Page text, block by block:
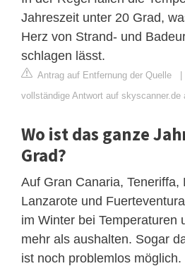
Jahreszeit unter 20 Grad,
Herz von Strand- und
schlagen lässt.
Antrag auf Entfernung der Quelle |
vollständige Antwort auf skyscanner.de
Wo ist das ganze
Grad?
Auf Gran Canaria, Teneriffa,
Lanzarote und
im Winter bei Temperaturen
mehr als aushalten. Sogar
ist noch problemlos möglich.